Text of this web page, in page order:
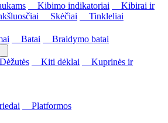
Kibimo indikatoriai
Kibirai ir
Skėčiai
Tinkleliai
Batai
Braidymo batai
Kiti dėklai
Kuprinės ir
Platformos